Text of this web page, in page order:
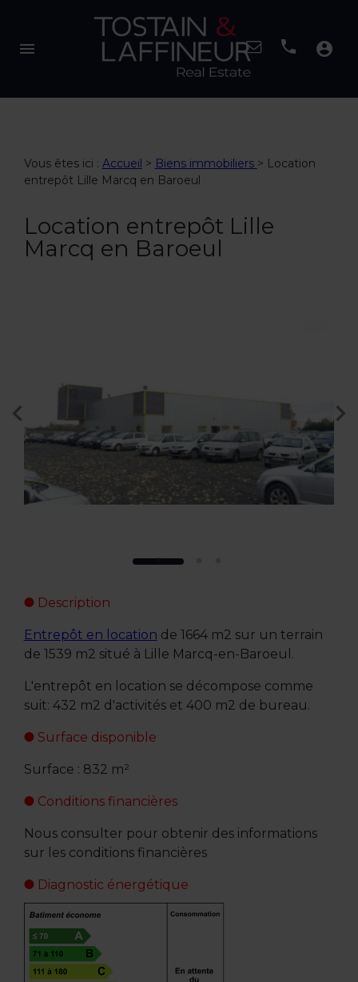
menu account_circle
Vous êtes ici : Accueil > Biens immobiliers > Location
entrepôt Lille Marcq en Baroeul
Location entrepôt Lille
Marcq en Baroeul
Description
Entrepôt en location de 1664 m2 sur un terrain
de 1539 m2 situé à Lille Marcq-en-Baroeul.
L'entrepôt en location se décompose comme
suit: 432 m2 d'activités et 400 m2 de bureau.
Surface disponible
Surface : 832 m²
Conditions financières
Nous consulter pour obtenir des informations
sur les conditions financières
Diagnostic énergétique